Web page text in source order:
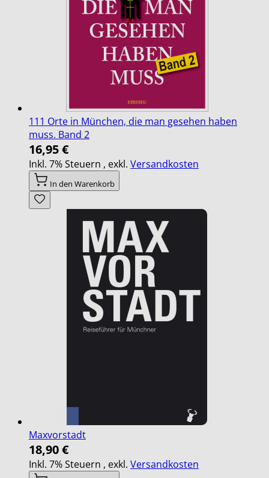
111 Orte in München, die man gesehen haben
muss. Band 2
16,95 €
Inkl. 7% Steuern , exkl. Versandkosten
In den Warenkorb
Maxvorstadt
18,90 €
Inkl. 7% Steuern , exkl. Versandkosten